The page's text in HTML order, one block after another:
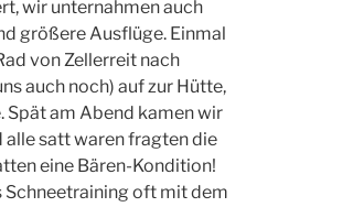
wir unternahmen auch
größere Ausflüge. Einmal
von Zellerreit nach
auch noch) auf zur Hütte,
Spät am Abend kamen wir
alle satt waren fragten die
eine Bären-Kondition!
Schneetraining oft mit dem